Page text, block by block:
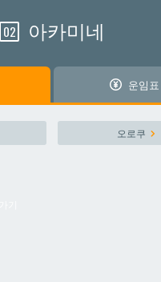
나하공항
나하공항
02 아카미네
운임표
오로쿠